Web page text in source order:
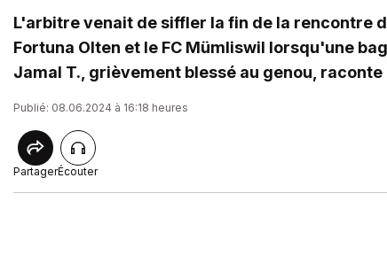
L'arbitre venait de siffler la fin de la rencontre
Fortuna Olten et le FC Mümliswil lorsqu'une
Jamal T., grièvement blessé au genou, raconte
Publié: 08.06.2024 à 16:18 heures
PartagerÉcouter